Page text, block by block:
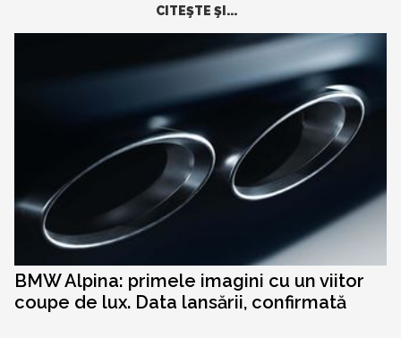
CITEŞTE ŞI...
BMW Alpina: primele imagini cu un viitor
coupe de lux. Data lansării, confirmată